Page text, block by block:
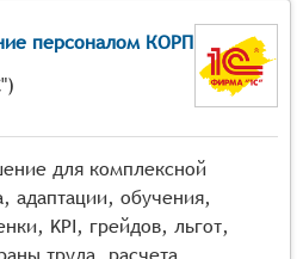
персоналом КОРП
для комплексной
адаптации, обучения,
KPI, грейдов, льгот,